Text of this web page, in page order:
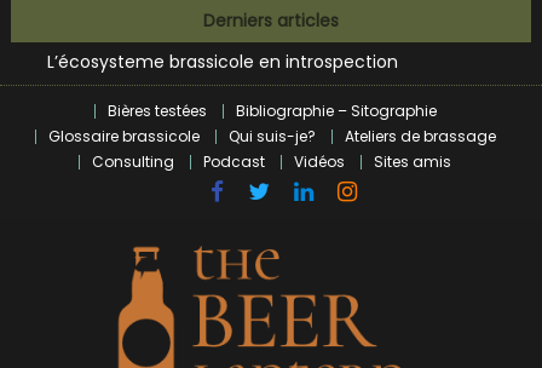
to
content
Derniers articles
L’écosysteme brassicole en introspection
Zoumaï : pionnier de la révolution craft à Marseille
L’intelligence artificielle dans le milieu brassicole
BrewDog racheté par Tilray pour une bouchée de pain ?
Bières et célébrités
Bières testées
Bibliographie – Sitographie
Glossaire brassicole
Qui suis-je?
Ateliers de brassage
Consulting
Podcast Vidéos Sites amis